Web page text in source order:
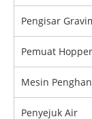
Pengisar
Pemuat Hopper
Mesin
Penyejuk Air